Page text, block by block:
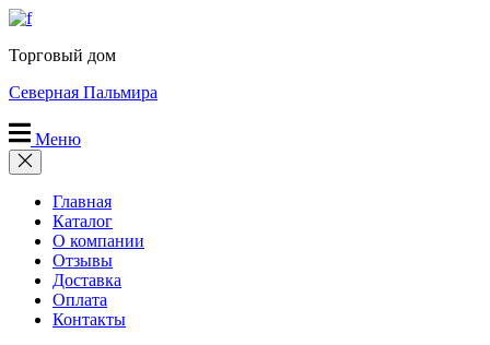
Перейти
содержимому
Торговый дом
Северная Пальмира
Меню
Главная
Каталог
О компании
Отзывы
Доставка
Оплата
Контакты